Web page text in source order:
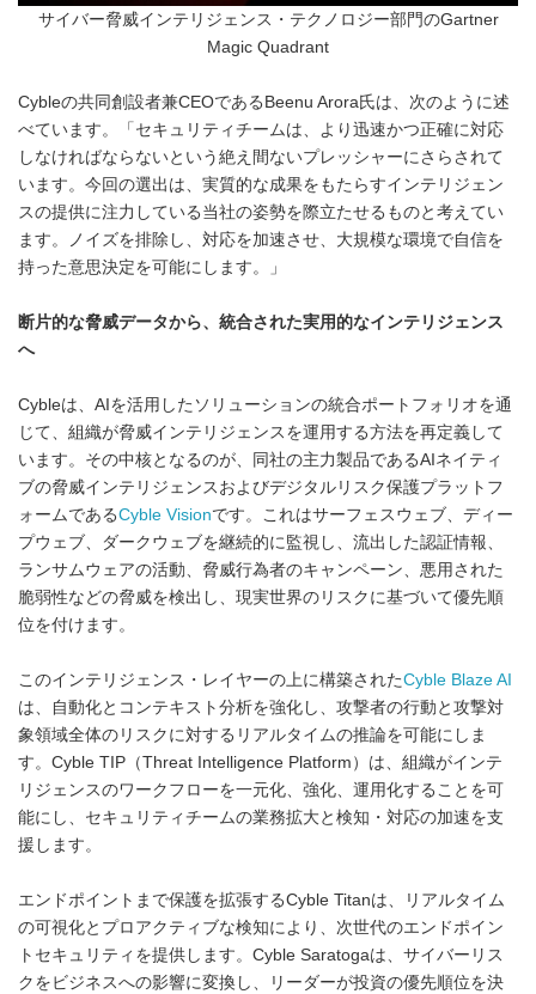
サイバー脅威インテリジェンス・テクノロジー部門のGartner
Magic Quadrant
Cybleの共同創設者兼CEOであるBeenu Arora氏は、次のように述
べています。「セキュリティチームは、より迅速かつ正確に対応
しなければならないという絶え間ないプレッシャーにさらされて
います。今回の選出は、実質的な成果をもたらすインテリジェン
スの提供に注力している当社の姿勢を際立たせるものと考えてい
ます。ノイズを排除し、対応を加速させ、大規模な環境で自信を
持った意思決定を可能にします。」
断片的な脅威データから、統合された実用的なインテリジェンス
へ
Cybleは、AIを活用したソリューションの統合ポートフォリオを通
じて、組織が脅威インテリジェンスを運用する方法を再定義して
います。その中核となるのが、同社の主力製品であるAIネイティ
ブの脅威インテリジェンスおよびデジタルリスク保護プラットフ
ォームであるCyble Visionです。これはサーフェスウェブ、ディー
プウェブ、ダークウェブを継続的に監視し、流出した認証情報、
ランサムウェアの活動、脅威行為者のキャンペーン、悪用された
脆弱性などの脅威を検出し、現実世界のリスクに基づいて優先順
位を付けます。
このインテリジェンス・レイヤーの上に構築されたCyble Blaze AI
は、自動化とコンテキスト分析を強化し、攻撃者の行動と攻撃対
象領域全体のリスクに対するリアルタイムの推論を可能にしま
す。Cyble TIP（Threat Intelligence Platform）は、組織がインテ
リジェンスのワークフローを一元化、強化、運用化することを可
能にし、セキュリティチームの業務拡大と検知・対応の加速を支
援します。
エンドポイントまで保護を拡張するCyble Titanは、リアルタイム
の可視化とプロアクティブな検知により、次世代のエンドポイン
トセキュリティを提供します。Cyble Saratogaは、サイバーリス
クをビジネスへの影響に変換し、リーダーが投資の優先順位を決